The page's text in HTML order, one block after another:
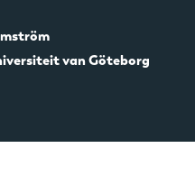
van Göteborg